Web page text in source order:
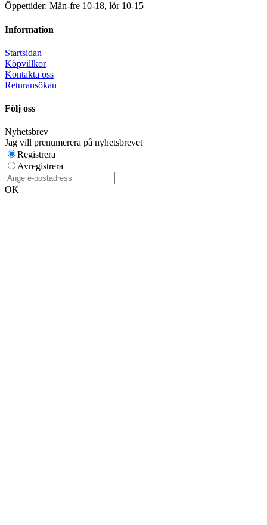
Öppettider: Mån-fre 10-18, lör 10-15
Information
Startsidan
Köpvillkor
Kontakta oss
Returansökan
Följ oss
Nyhetsbrev
Jag vill prenumerera på nyhetsbrevet
Registrera
Avregistrera
OK